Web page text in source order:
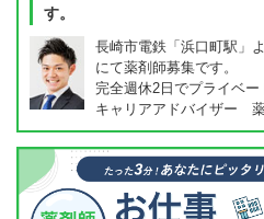
す。
長崎市電鉄「浜口町駅」
にて薬剤師募集です。
完全週休2日でプライベー
キャリアアドバイザー